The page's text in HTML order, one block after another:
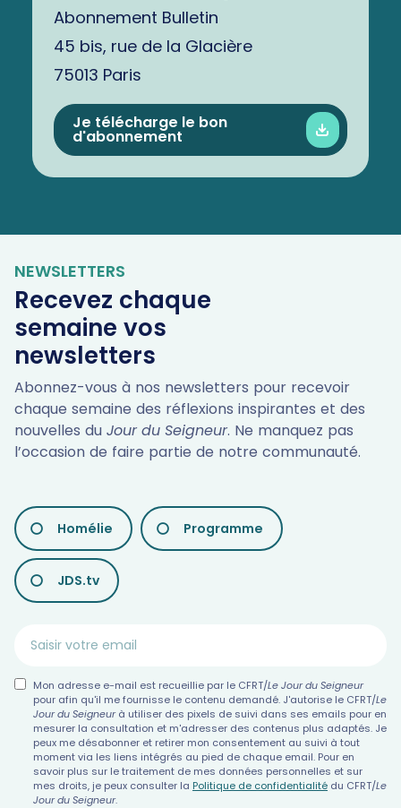
Abonnement Bulletin
45 bis, rue de la Glacière
75013 Paris
Je télécharge le bon
d'abonnement
NEWSLETTERS
Recevez chaque
semaine vos
newsletters
Abonnez-vous à nos newsletters pour recevoir
chaque semaine des réflexions inspirantes et des
nouvelles du Jour du Seigneur. Ne manquez pas
l’occasion de faire partie de notre communauté.
LES
DIFFÉRENTES
NEWSLETTERS
Homélie Programme
JDS.tv
Mon adresse e-mail est recueillie par le CFRT/Le Jour du Seigneur
pour afin qu'il me fournisse le contenu demandé. J'autorise le CFRT/Le
Jour du Seigneurà utiliser des pixels de suivi dans ses emails pour en
mesurer la consultation et m'adresser des contenus plus adaptés. Je
peux me désabonner et retirer mon consentement au suivi à tout
moment via les liens intégrés au pied de chaque email. Pour en
savoir plus sur le traitement de mes données personnelles et sur
mes droits, je peux consulter la Politique de confidentialité du CFRT/Le
Jour du Seigneur.